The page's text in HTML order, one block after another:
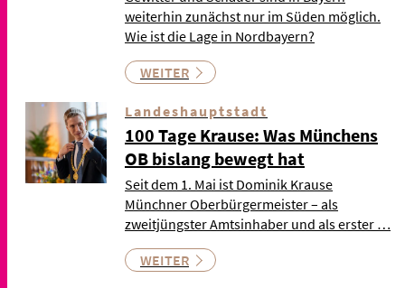
weiterhin zunächst nur im Süden möglich.
Wie ist die Lage in Nordbayern?
WEITER
Landeshauptstadt
100 Tage Krause: Was Münchens
OB bislang bewegt hat
Seit dem 1. Mai ist Dominik Krause
Münchner Oberbürgermeister – als
zweitjüngster Amtsinhaber und als erster …
WEITER